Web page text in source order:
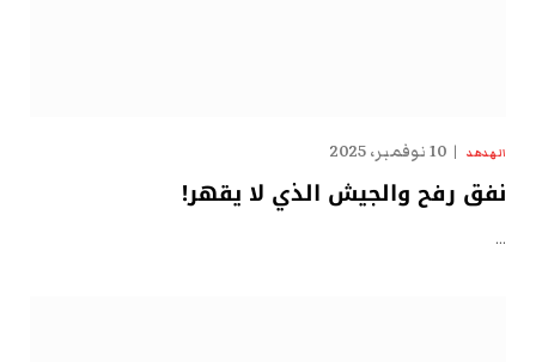
الهدهد 10 نوفمبر، 2025
نفق رفح والجيش الذي لا يقهر!
…